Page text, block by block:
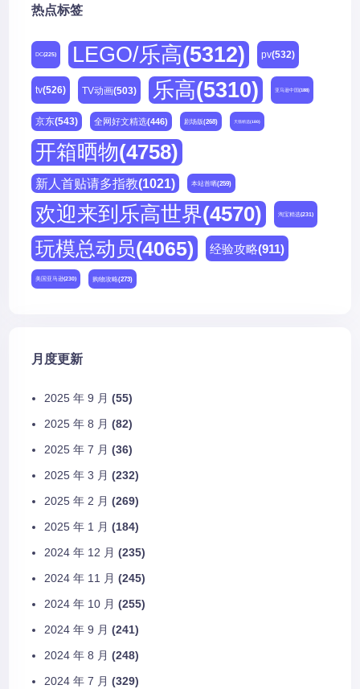
热点标签
DC(225) LEGO/乐高(5312) pv(532)
tv(526) TV动画(503) 乐高(5310) 亚马逊中国(188)
京东(543) 全网好文精选(446) 剧场版(268) 天猫精选(180)
开箱晒物(4758)
新人首贴请多指教(1021) 本站首晒(259)
欢迎来到乐高世界(4570) 淘宝精选(231)
玩模总动员(4065) 经验攻略(911)
美国亚马逊(230) 购物攻略(273)
月度更新
2025 年 9 月 (55)
2025 年 8 月 (82)
2025 年 7 月 (36)
2025 年 3 月 (232)
2025 年 2 月 (269)
2025 年 1 月 (184)
2024 年 12 月 (235)
2024 年 11 月 (245)
2024 年 10 月 (255)
2024 年 9 月 (241)
2024 年 8 月 (248)
2024 年 7 月 (329)